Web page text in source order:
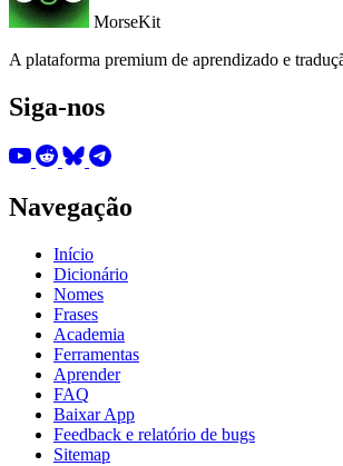
MorseKit
A plataforma premium de aprendizado e
Siga-nos
Navegação
Início
Dicionário
Nomes
Frases
Academia
Ferramentas
Aprender
FAQ
Baixar App
Feedback e relatório de bugs
Sitemap